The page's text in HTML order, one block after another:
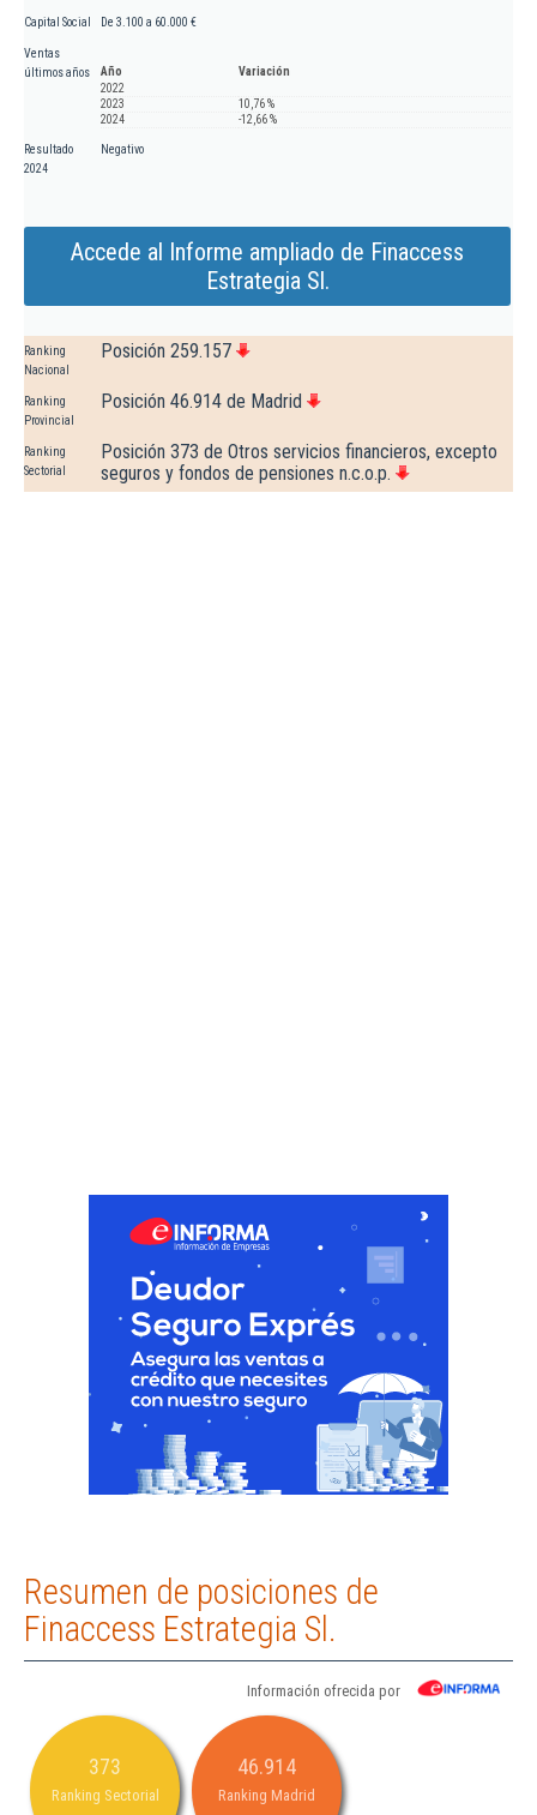
Capital Social De 3.100 a 60.000 €
Ventas
últimos años
Año
Variación
2022
2023
10,76 %
2024
-12,66 %
Resultado
2024
Negativo
Accede al Informe ampliado de Finaccess
Estrategia Sl.
Ranking
Nacional
Posición 259.157
Ranking
Provincial
Posición 46.914 de Madrid
Ranking
Sectorial
Posición 373 de Otros servicios financieros, excepto
seguros y fondos de pensiones n.c.o.p.
Resumen de posiciones de
Finaccess Estrategia Sl.
Información ofrecida por
373
Ranking Sectorial
46.914
Ranking Madrid